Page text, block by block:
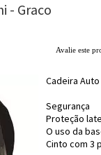
- Graco
Cadeira
Segurança
Proteção
O uso da
Cinto com 3